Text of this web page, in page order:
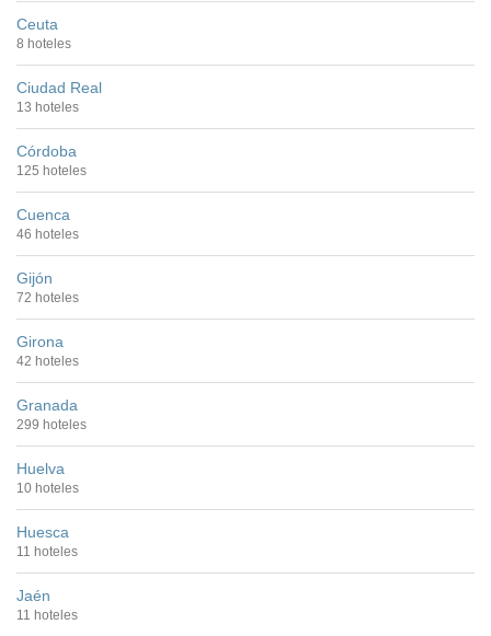
Ceuta
8 hoteles
Ciudad Real
13 hoteles
Córdoba
125 hoteles
Cuenca
46 hoteles
Gijón
72 hoteles
Girona
42 hoteles
Granada
299 hoteles
Huelva
10 hoteles
Huesca
11 hoteles
Jaén
11 hoteles